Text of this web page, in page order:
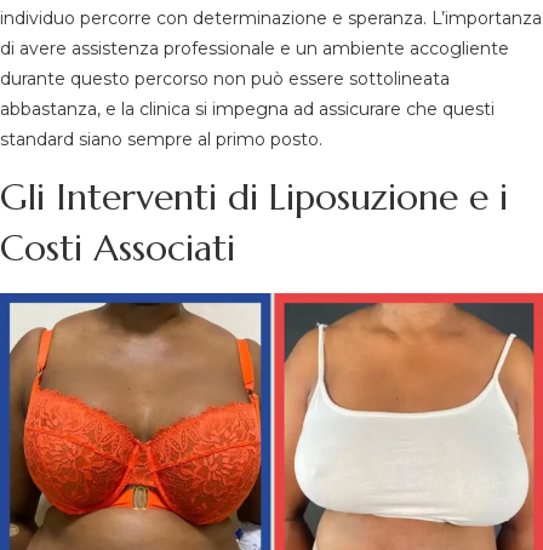
individuo percorre con determinazione e speranza. L’importanza
di avere assistenza professionale e un ambiente accogliente
durante questo percorso non può essere sottolineata
abbastanza, e la clinica si impegna ad assicurare che questi
standard siano sempre al primo posto.
Gli Interventi di Liposuzione e i
Costi Associati